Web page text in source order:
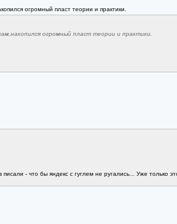
огромный пласт теории и практики.
огромный пласт теории и практики.
- что бы яндекс с гуглем не ругались... Уже только